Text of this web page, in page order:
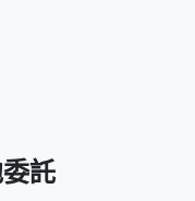
託